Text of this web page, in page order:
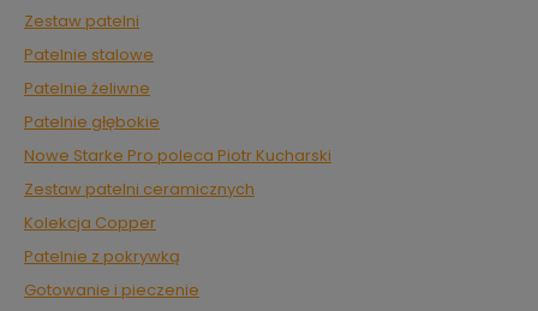
Zestaw patelni
Patelnie stalowe
Patelnie żeliwne
Patelnie głębokie
Nowe Starke Pro poleca Piotr Kucharski
Zestaw patelni ceramicznych
Kolekcja Copper
Patelnie z pokrywką
Gotowanie i pieczenie